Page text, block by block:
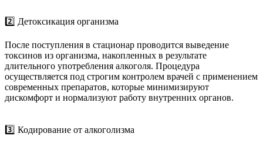
2️⃣ Детоксикация организма
После поступления в стационар проводится выведение
токсинов из организма, накопленных в результате
длительного употребления алкоголя. Процедура
осуществляется под строгим контролем врачей с применением
современных препаратов, которые минимизируют
дискомфорт и нормализуют работу внутренних органов.
3️⃣ Кодирование от алкоголизма